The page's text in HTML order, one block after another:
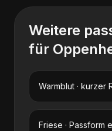
Weitere
für
Warmblut · kurzer
Friese · Passform